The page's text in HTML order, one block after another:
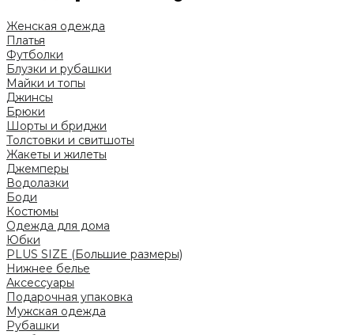
Женская одежда
Платья
Футболки
Блузки и рубашки
Майки и топы
Джинсы
Брюки
Шорты и бриджи
Толстовки и свитшоты
Жакеты и жилеты
Джемперы
Водолазки
Боди
Костюмы
Одежда для дома
Юбки
PLUS SIZE (Большие размеры)
Нижнее белье
Аксессуары
Подарочная упаковка
Мужская одежда
Рубашки